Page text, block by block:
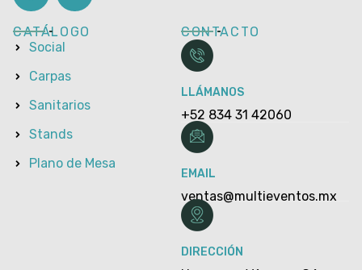
CATÁLOGO
Social
Carpas
Sanitarios
Stands
Plano de Mesa
CONTACTO
LLÁMANOS
+52 834 31 42060
EMAIL
ventas@multieventos.mx
DIRECCIÓN